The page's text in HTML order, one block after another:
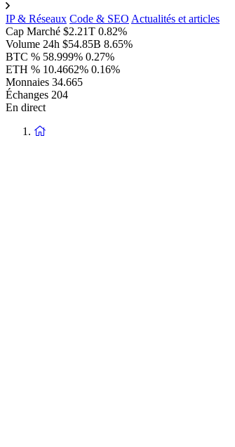
IP & Réseaux Code & SEO Actualités et articles
Cap Marché $2.21T 0.82%
Volume 24h $54.85B 8.65%
BTC % 58.999% 0.27%
ETH % 10.4662% 0.16%
Monnaies 34.665
Échanges 204
En direct